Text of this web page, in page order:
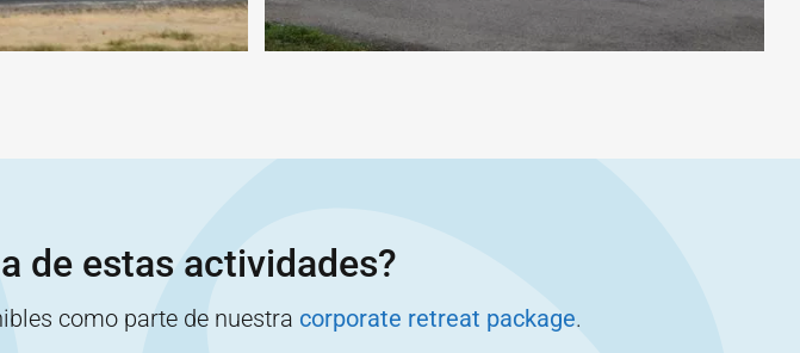
de estas actividades?
como parte de nuestra corporate retreat package.